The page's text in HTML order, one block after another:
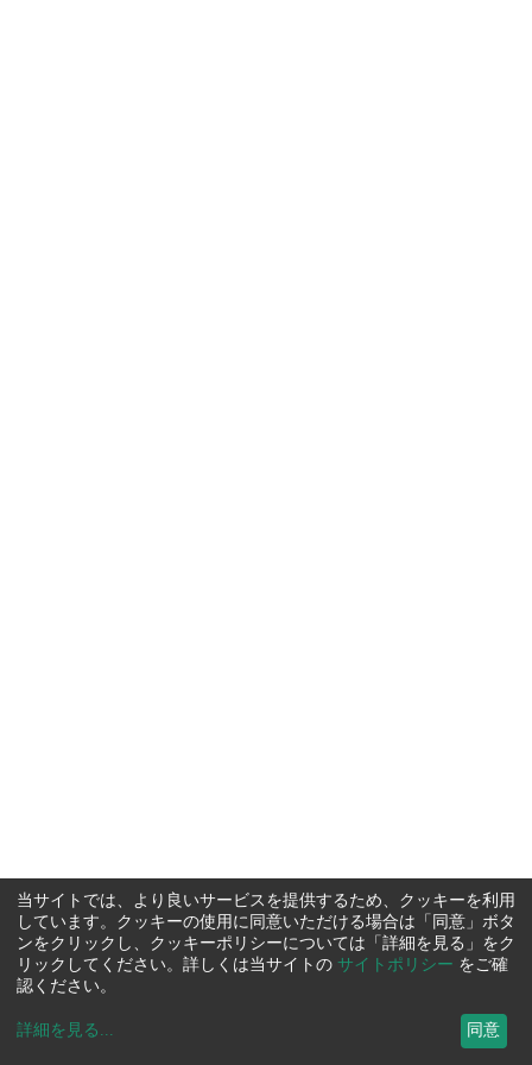
当サイトでは、より良いサービスを提供するため、クッキーを利用
しています。クッキーの使用に同意いただける場合は「同意」ボタ
ンをクリックし、クッキーポリシーについては「詳細を見る」をク
リックしてください。詳しくは当サイトの サイトポリシー をご確
認ください。
詳細を見る ... 同意